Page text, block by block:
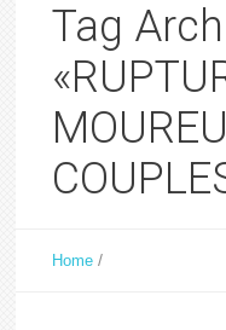
Tag
Home /